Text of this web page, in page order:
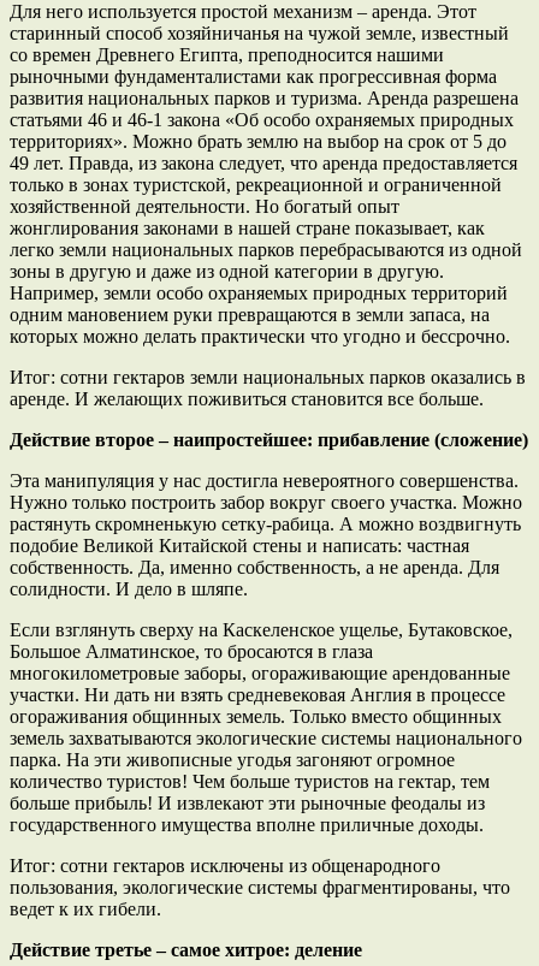
Для него используется простой механизм – аренда. Этот
старинный способ хозяйничанья на чужой земле, известный
со времен Древнего Египта, преподносится нашими
рыночными фундаменталистами как прогрессивная форма
развития национальных парков и туризма. Аренда разрешена
статьями 46 и 46-1 закона «Об особо охраняемых природных
территориях». Можно брать землю на выбор на срок от 5 до
49 лет. Правда, из закона следует, что аренда предоставляется
только в зонах туристской, рекреационной и ограниченной
хозяйственной деятельности. Но богатый опыт
жонглирования законами в нашей стране показывает, как
легко земли национальных парков перебрасываются из одной
зоны в другую и даже из одной категории в другую.
Например, земли особо охраняемых природных территорий
одним мановением руки превращаются в земли запаса, на
которых можно делать практически что угодно и бессрочно.
Итог: сотни гектаров земли национальных парков оказались в
аренде. И желающих поживиться становится все больше.
Действие второе – наипростейшее: прибавление (сложение)
Эта манипуляция у нас достигла невероятного совершенства.
Нужно только построить забор вокруг своего участка. Можно
растянуть скромненькую сетку-рабица. А можно воздвигнуть
подобие Великой Китайской стены и написать: частная
собственность. Да, именно собственность, а не аренда. Для
солидности. И дело в шляпе.
Если взглянуть сверху на Каскеленское ущелье, Бутаковское,
Большое Алматинское, то бросаются в глаза
многокилометровые заборы, огораживающие арендованные
участки. Ни дать ни взять средневековая Англия в процессе
огораживания общинных земель. Только вместо общинных
земель захватываются экологические системы национального
парка. На эти живописные угодья загоняют огромное
количество туристов! Чем больше туристов на гектар, тем
больше прибыль! И извлекают эти рыночные феодалы из
государственного имущества вполне приличные доходы.
Итог: сотни гектаров исключены из общенародного
пользования, экологические системы фрагментированы, что
ведет к их гибели.
Действие третье – самое хитрое: деление